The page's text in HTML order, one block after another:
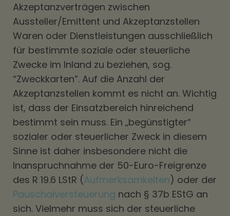
Akzeptanzverträgen zwischen
Aussteller/Emittent und Akzeptanzstellen
Waren oder Dienstleistungen ausschließlich
für bestimmte soziale oder steuerliche
Zwecke im Inland zu beziehen, sog.
“Zweckkarten”. Auf die Anzahl der
Akzeptanzstellen kommt es nicht an. Wichtig
ist, dass der Einsatzbereich hinreichend
bestimmt sein muss. Ein „begünstigter“
sozialer oder steuerlicher Zweck in diesem
Sinne ist daher insbesondere nicht die
Inanspruchnahme der 50-Euro-Freigrenze
des R 19.6 LStR (Aufmerksamkeiten) oder der
Pauschalversteuerung nach § 37b EStG an
sich. Vielmehr muss sich der steuerliche